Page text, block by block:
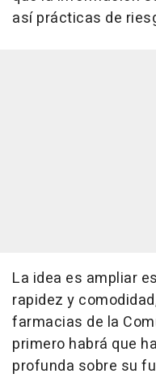
así prácticas de
La idea es ampliar
rapidez y
farmacias de la
primero habrá que
profunda sobre su